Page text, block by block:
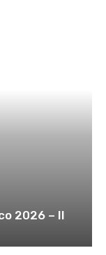
2026 – Il